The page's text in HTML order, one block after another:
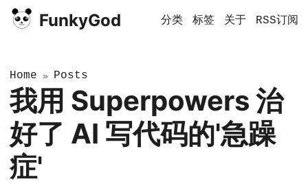
FunkyGod 分类 标签 关于 RSS订阅
Home » Posts
我用 Superpowers 治
好了 AI 写代码的'急躁
症'